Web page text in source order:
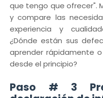
que tengo que ofrecer".
y compare las
experiencia y
¿Dónde están sus
aprender rápidamente
desde el principio?
Paso # 3